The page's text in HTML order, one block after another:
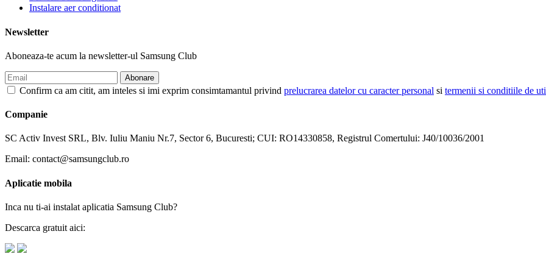
Instalare aer conditionat
Newsletter
Aboneaza-te acum la newsletter-ul Samsung Club
Confirm ca am citit, am inteles si imi exprim consimtamantul privind prelucrarea datelor cu caracter personal si termenii si conditiile de
Companie
SC Activ Invest SRL, Blv. Iuliu Maniu Nr.7, Sector 6, Bucuresti; CUI: RO14330858, Registrul Comertului: J40/10036/2001
Email: contact@samsungclub.ro
Aplicatie mobila
Inca nu ti-ai instalat aplicatia Samsung Club?
Descarca gratuit aici: